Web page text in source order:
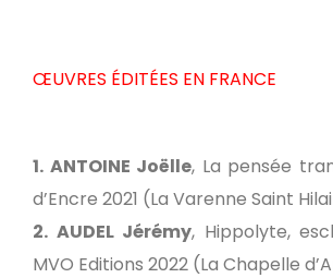
ŒUVRES ÉDITÉES EN FRANCE
1. ANTOINE Joëlle, La pensée
d’Encre 2021 (La Varenne Saint
2. AUDEL Jérémy, Hippolyte,
MVO Editions 2022 (La Chapelle